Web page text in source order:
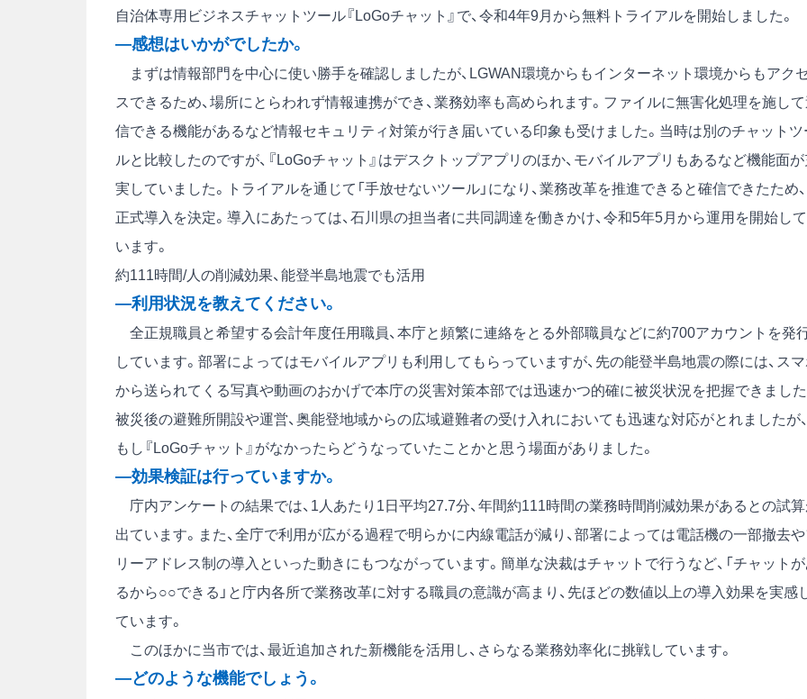
自治体専用ビジネスチャットツール『LoGoチャット』で、令和4年9月から無料トライアルを開始しました。
―感想はいかがでしたか。
まずは情報部門を中心に使い勝手を確認しましたが、LGWAN環境からもインターネット環境からもアク
スできるため、場所にとらわれず情報連携ができ、業務効率も高められます。ファイルに無害化処理を施し
信できる機能があるなど情報セキュリティ対策が行き届いている印象も受けました。当時は別のチャットツ
ルと比較したのですが、『LoGoチャット』はデスクトップアプリのほか、モバイルアプリもあるなど機能面
実していました。トライアルを通じて「手放せないツール」になり、業務改革を推進できると確信できたため、
正式導入を決定。導入にあたっては、石川県の担当者に共同調達を働きかけ、令和5年5月から運用を開始して
います。
約111時間/人の削減効果、能登半島地震でも活用
―利用状況を教えてください。
全正規職員と希望する会計年度任用職員、本庁と頻繁に連絡をとる外部職員などに約700アカウントを発
しています。部署によってはモバイルアプリも利用してもらっていますが、先の能登半島地震の際には、ス
から送られてくる写真や動画のおかげで本庁の災害対策本部では迅速かつ的確に被災状況を把握できました
被災後の避難所開設や運営、奥能登地域からの広域避難者の受け入れにおいても迅速な対応がとれましたが
もし『LoGoチャット』がなかったらどうなっていたことかと思う場面がありました。
―効果検証は行っていますか。
庁内アンケートの結果では、1人あたり1日平均27.7分、年間約111時間の業務時間削減効果があるとの試
出ています。また、全庁で利用が広がる過程で明らかに内線電話が減り、部署によっては電話機の一部撤去
リーアドレス制の導入といった動きにもつながっています。簡単な決裁はチャットで行うなど、「チャット
るから○○できる」と庁内各所で業務改革に対する職員の意識が高まり、先ほどの数値以上の導入効果を実感
ています。
このほかに当市では、最近追加された新機能を活用し、さらなる業務効率化に挑戦しています。
―どのような機能でしょう。